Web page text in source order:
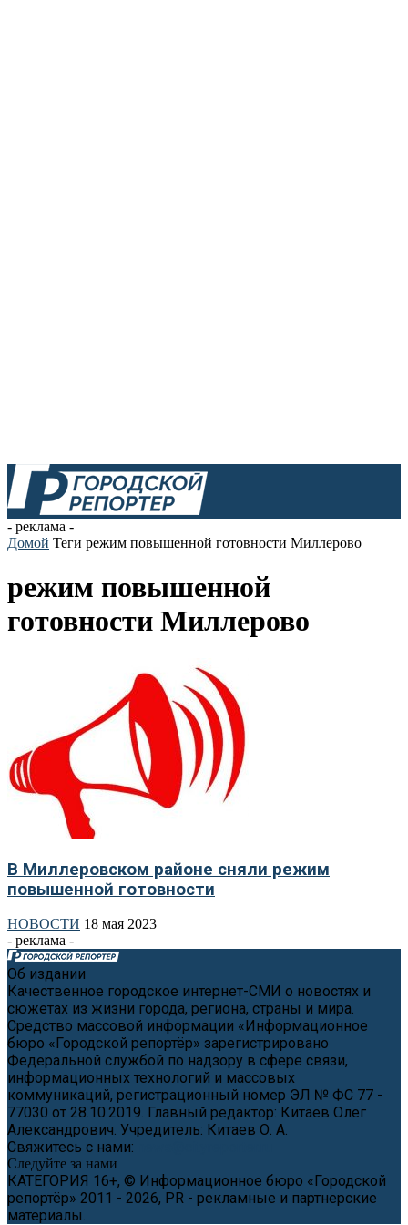
- реклама -
Домой Теги режим повышенной готовности Миллерово
режим повышенной
готовности Миллерово
В Миллеровском районе сняли режим
повышенной готовности
НОВОСТИ 18 мая 2023
- реклама -
Об издании
Качественное городское интернет-СМИ о новостях и
сюжетах из жизни города, региона, страны и мира.
Средство массовой информации «Информационное
бюро «Городской репортёр» зарегистрировано
Федеральной службой по надзору в сфере связи,
информационных технологий и массовых
коммуникаций, регистрационный номер ЭЛ № ФС 77 -
77030 от 28.10.2019. Главный редактор: Китаев Олег
Александрович. Учредитель: Китаев О. А.
Свяжитесь с нами:
Следуйте за нами
КАТЕГОРИЯ 16+, © Информационное бюро «Городской
репортёр» 2011 - 2026, PR - рекламные и партнерские
материалы.